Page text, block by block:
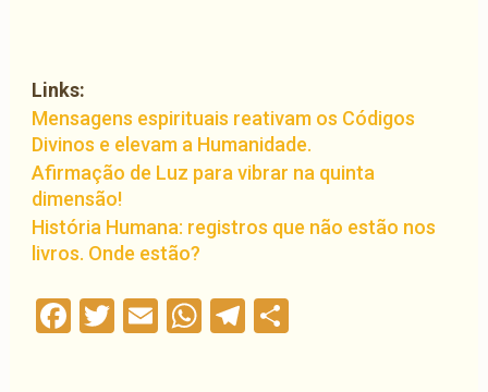
Links:
Mensagens espirituais reativam os Códigos
Divinos e elevam a Humanidade.
Afirmação de Luz para vibrar na quinta
dimensão!
História Humana: registros que não estão nos
livros. Onde estão?
Facebook
Twitter
EmailWhatsApp
Telegram